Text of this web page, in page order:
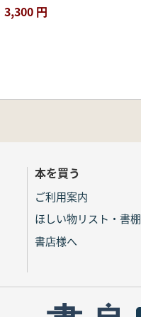
3,300 円
本を買う
ご利用案内
ほしい物リスト・書棚
書店様へ